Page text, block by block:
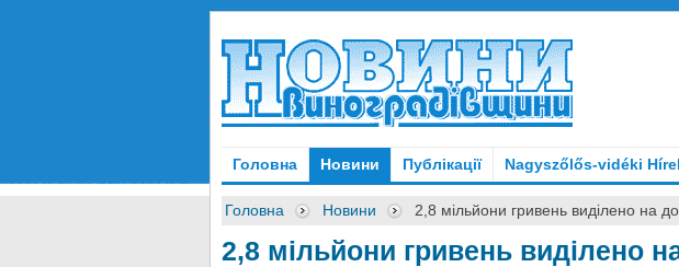
Головна Новини Публікації Nagyszőlős-vidéki
Головна Новини 2,8 мільйони гривень виділено на
2,8 мільйони гривень виділено